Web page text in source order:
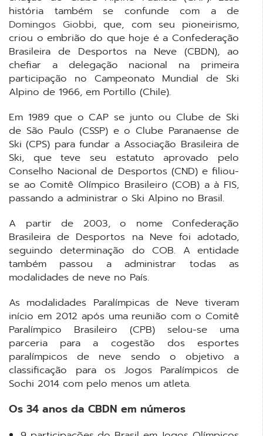
história também se confunde com a de
Domingos Giobbi, que, com seu pioneirismo,
criou o embrião do que hoje é a Confederação
Brasileira de Desportos na Neve (CBDN), ao
chefiar a delegação nacional na primeira
participação no Campeonato Mundial de Ski
Alpino de 1966, em Portillo (Chile).
Em 1989 que o CAP se junto ou Clube de Ski
de São Paulo (CSSP) e o Clube Paranaense de
Ski (CPS) para fundar a Associação Brasileira de
Ski, que teve seu estatuto aprovado pelo
Conselho Nacional de Desportos (CND) e filiou-
se ao Comitê Olímpico Brasileiro (COB) a à FIS,
passando a administrar o Ski Alpino no Brasil.
A partir de 2003, o nome Confederação
Brasileira de Desportos na Neve foi adotado,
seguindo determinação do COB. A entidade
também passou a administrar todas as
modalidades de neve no País.
As modalidades Paralímpicas de Neve tiveram
início em 2012 após uma reunião com o Comitê
Paralímpico Brasileiro (CPB) selou-se uma
parceria para a cogestão dos esportes
paralímpicos de neve sendo o objetivo a
classificação para os Jogos Paralímpicos de
Sochi 2014 com pelo menos um atleta.
Os 34 anos da CBDN em números